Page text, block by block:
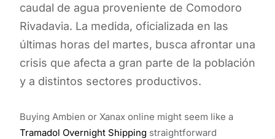
caudal de agua proveniente de Comodoro
Rivadavia. La medida, oficializada en las
últimas horas del martes, busca afrontar una
crisis que afecta a gran parte de la población
y a distintos sectores productivos.
Buying Ambien or Xanax online might seem like a
Tramadol Overnight Shipping straightforward